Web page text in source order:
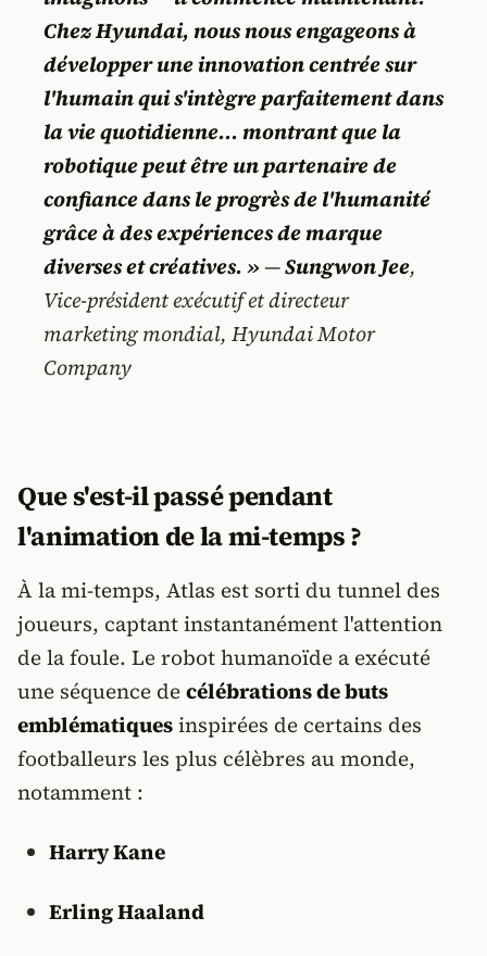
Chez Hyundai, nous nous engageons à
développer une innovation centrée sur
l'humain qui s'intègre parfaitement dans
la vie quotidienne... montrant que la
robotique peut être un partenaire de
confiance dans le progrès de l'humanité
grâce à des expériences de marque
diverses et créatives. »—Sungwon Jee,
Vice-président exécutif et directeur
marketing mondial, Hyundai Motor
Company
Que s'est-il passé pendant
l'animation de la mi-temps ?
À la mi-temps, Atlas est sorti du tunnel des
joueurs, captant instantanément l'attention
de la foule. Le robot humanoïde a exécuté
une séquence decélébrations de buts
emblématiquesinspirées de certains des
footballeurs les plus célèbres au monde,
notamment :
Harry Kane
Erling Haaland